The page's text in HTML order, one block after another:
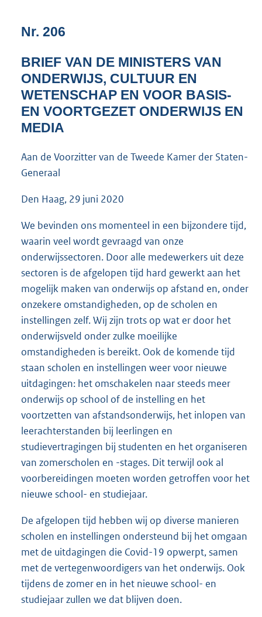
K
b
Nr. 206
BRIEF VAN DE MINISTERS VAN
ONDERWIJS, CULTUUR EN
WETENSCHAP EN VOOR BASIS-
EN VOORTGEZET ONDERWIJS EN
MEDIA
Aan de Voorzitter van de Tweede Kamer der Staten-
Generaal
Den Haag, 29 juni 2020
We bevinden ons momenteel in een bijzondere tijd,
waarin veel wordt gevraagd van onze
onderwijssectoren. Door alle medewerkers uit deze
sectoren is de afgelopen tijd hard gewerkt aan het
mogelijk maken van onderwijs op afstand en, onder
onzekere omstandigheden, op de scholen en
instellingen zelf. Wij zijn trots op wat er door het
onderwijsveld onder zulke moeilijke
omstandigheden is bereikt. Ook de komende tijd
staan scholen en instellingen weer voor nieuwe
uitdagingen: het omschakelen naar steeds meer
onderwijs op school of de instelling en het
voortzetten van afstandsonderwijs, het inlopen van
leerachterstanden bij leerlingen en
studievertragingen bij studenten en het organiseren
van zomerscholen en -stages. Dit terwijl ook al
voorbereidingen moeten worden getroffen voor het
nieuwe school- en studiejaar.
De afgelopen tijd hebben wij op diverse manieren
scholen en instellingen ondersteund bij het omgaan
met de uitdagingen die Covid-19 opwerpt, samen
met de vertegenwoordigers van het onderwijs. Ook
tijdens de zomer en in het nieuwe school- en
studiejaar zullen we dat blijven doen.